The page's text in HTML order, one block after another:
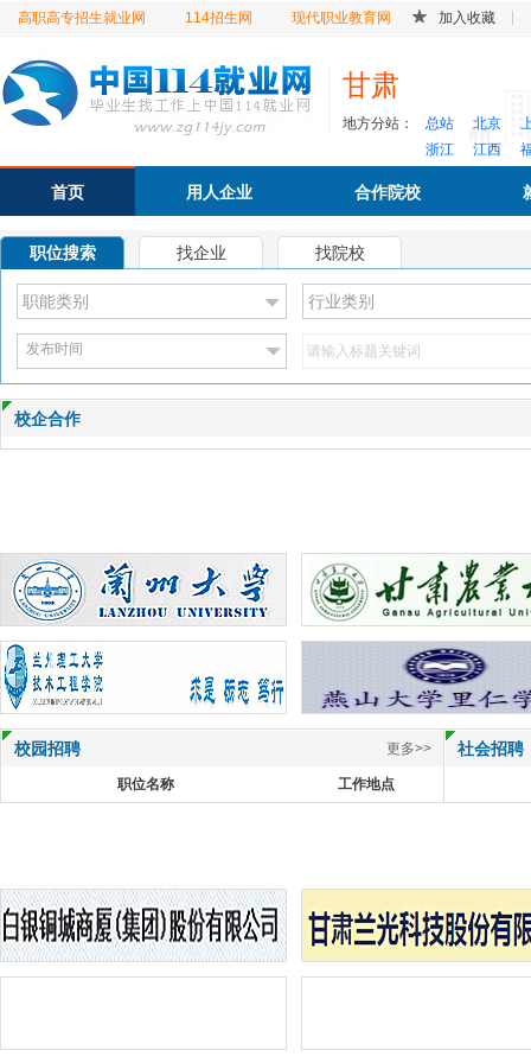
高职高专招生就业网 114招生网 现代职业教育网 加入收藏
甘肃
地方分站： 总站 北京
浙江
江西
首页 用人企业 合作院校
职位搜索 找企业 找院校
发布时间
校企合作
更多>>
校园招聘
职位名称 工作地点
社会招聘